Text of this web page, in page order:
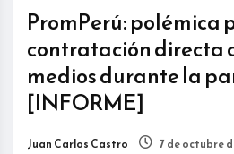
PromPerú: polémica
contratación directa
medios durante la
[INFORME]
Juan Carlos Castro 7 de octubre